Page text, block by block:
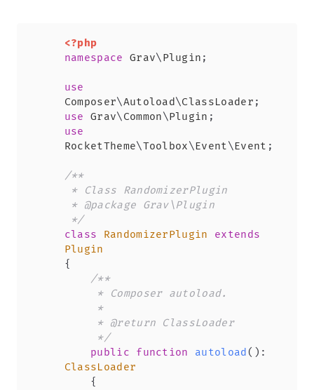
<?php
namespace
Grav\Plugin ;
use
Composer\Autoload\ClassLoader ;
use
Grav\Common\Plugin ;
use
RocketTheme\Toolbox\Event\Event ;
/**
*/
class
RandomizerPlugin
extends
Plugin
{
/**
     */
public
function autoload( ) :
ClassLoader
{